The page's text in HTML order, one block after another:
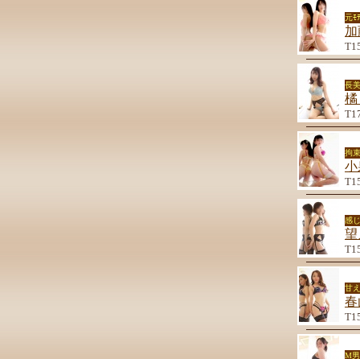
元ﾓ
長
橘
拘
小
感
望
甘
春
M